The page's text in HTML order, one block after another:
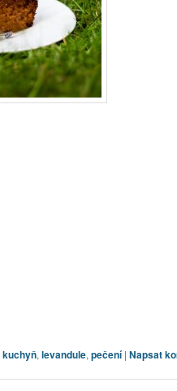
kuchyň, levandule, pečení | Napsat